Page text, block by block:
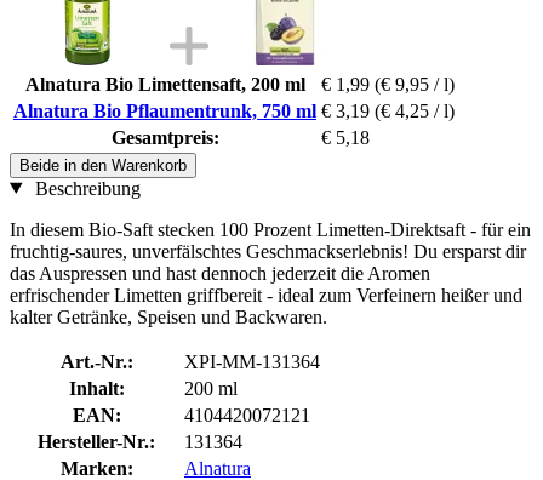
Alnatura Bio Limettensaft, 200 ml € 1,99 (€ 9,95 / l)
Alnatura Bio Pflaumentrunk, 750 ml € 3,19 (€ 4,25 / l)
Gesamtpreis:
€ 5,18
Beide in den Warenkorb
Beschreibung
In diesem Bio-Saft stecken 100 Prozent Limetten-Direktsaft - für ein
fruchtig-saures, unverfälschtes Geschmackserlebnis! Du ersparst dir
das Auspressen und hast dennoch jederzeit die Aromen
erfrischender Limetten griffbereit - ideal zum Verfeinern heißer und
kalter Getränke, Speisen und Backwaren.
Art.-Nr.:
XPI-MM-131364
Inhalt:
200 ml
EAN:
4104420072121
Hersteller-Nr.:
131364
Marken:
Alnatura